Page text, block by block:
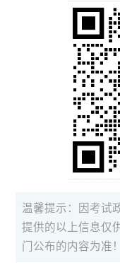
温馨提示：因考试
提供的以上信息仅
门公布的内容为准！